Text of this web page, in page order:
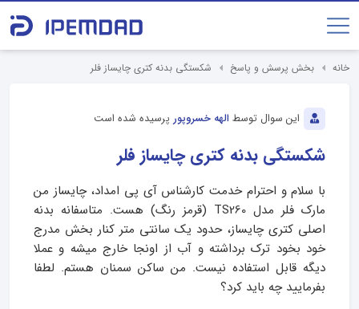
خانه بخش پرسش و پاسخ شکستگی بدنه کتری چایساز فلر
این سوال توسط الهه خسروپور پرسیده شده است
شکستگی بدنه کتری چایساز فلر
با سلام و احترام خدمت کارشناس آی پی امداد، چایساز من
مارک فلر مدل TS260 (قرمز رنگ) هست. متاسفانه بدنه
اصلی کتری چایساز، حدود یک سانتی متر کنار بخش مدرج
خود بخود ترک برداشته و آب از اونجا خارج میشه و عملا
دیگه قابل استفاده نیست. من ساکن سمنان هستم. لطفا
بفرمایید چه باید کرد؟